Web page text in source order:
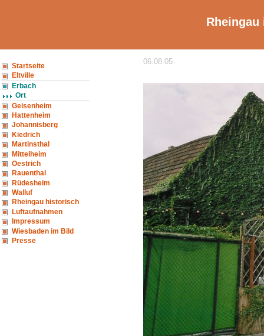
Startseite
Eltville
Erbach
Ort
Geisenheim
Hattenheim
Johannisberg
Kiedrich
Martinsthal
Mittelheim
Oestrich
Rauenthal
Rüdesheim
Walluf
Rheingau historisch
Luftaufnahmen
Impressum
Wiesbaden im Bild
Presse
06.08.05